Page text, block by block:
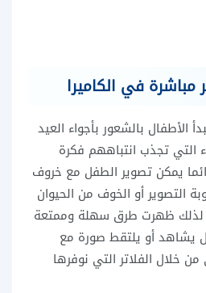
في الكاميرا
الأطفال بالشعور بأجواء العيد
التي تجذب انتباههم فكرة
يمكن تصوير الطفل مع خروف
التصوير أو الخوف من الحيوان
لذلك ظهرت طرق سهلة وممتعة
أو يلتقط صورة مع
خلال الفلاتر التي نوفرها